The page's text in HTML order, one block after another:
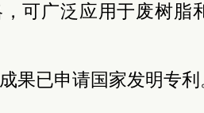
可广泛应用于废树脂
果已申请国家发明专利